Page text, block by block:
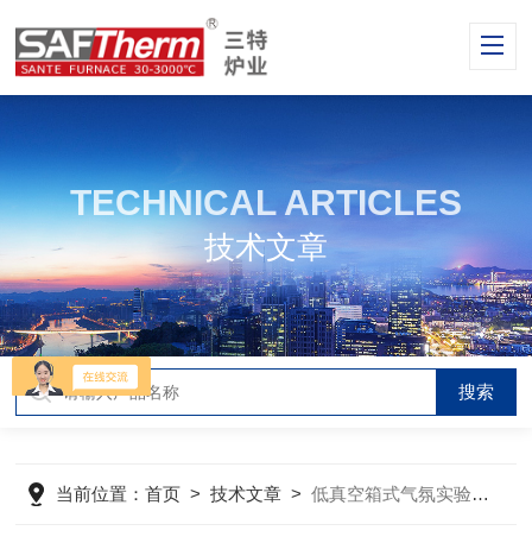
TECHNICAL ARTICLES
技术文章
当前位置：首页 >技术文章 >低真空箱式气氛实验炉的基本结构